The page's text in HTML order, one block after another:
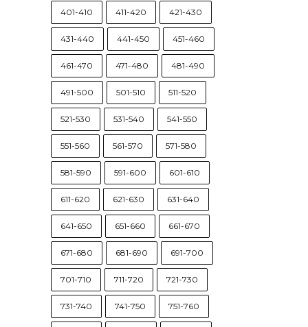
401-410 411-420 421-430
431-440 441-450 451-460
461-470 471-480 481-490
491-500 501-510 511-520
521-530 531-540 541-550
551-560 561-570 571-580
581-590 591-600 601-610
611-620 621-630 631-640
641-650 651-660 661-670
671-680 681-690 691-700
701-710 711-720 721-730
731-740 741-750 751-760